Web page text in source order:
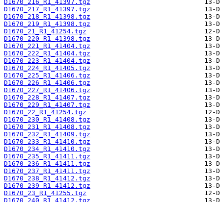
D1670_216_R1_41397.tgz
D1670_217_R1_41397.tgz
D1670_218_R1_41398.tgz
D1670_219_R1_41398.tgz
D1670_21_R1_41254.tgz
D1670_220_R1_41398.tgz
D1670_221_R1_41404.tgz
D1670_222_R1_41404.tgz
D1670_223_R1_41404.tgz
D1670_224_R1_41405.tgz
D1670_225_R1_41406.tgz
D1670_226_R1_41406.tgz
D1670_227_R1_41406.tgz
D1670_228_R1_41407.tgz
D1670_229_R1_41407.tgz
D1670_22_R1_41254.tgz
D1670_230_R1_41408.tgz
D1670_231_R1_41408.tgz
D1670_232_R1_41409.tgz
D1670_233_R1_41410.tgz
D1670_234_R1_41410.tgz
D1670_235_R1_41411.tgz
D1670_236_R1_41411.tgz
D1670_237_R1_41411.tgz
D1670_238_R1_41412.tgz
D1670_239_R1_41412.tgz
D1670_23_R1_41255.tgz
D1670_240_R1_41412.tgz